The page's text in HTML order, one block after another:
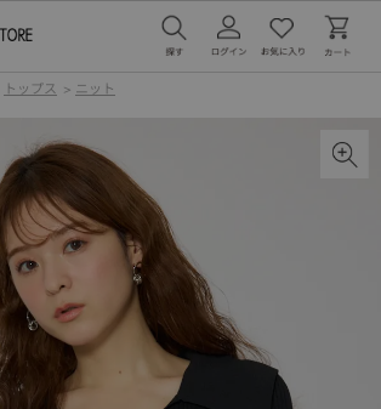
トップス > ニット